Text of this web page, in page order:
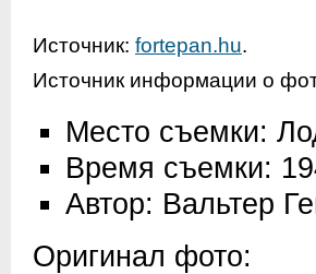
Источник: fortepan.hu.
Источник информации о
Место съемки:
Время съемки:
Автор: Вальтер
Оригинал фото: